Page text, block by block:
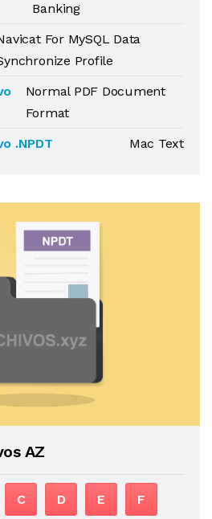
Banking
For MySQL Data
Profile
Normal PDF Document
Format
.NPDT
Mac Text
AZ
C D E F